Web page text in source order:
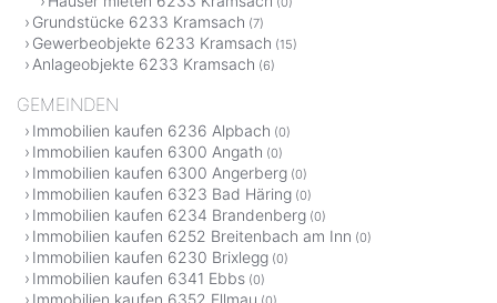
Grundstücke 6233 Kramsach (7)
Gewerbeobjekte 6233 Kramsach (15)
Anlageobjekte 6233 Kramsach (6)
GEMEINDEN
Immobilien kaufen 6236 Alpbach (0)
Immobilien kaufen 6300 Angath (0)
Immobilien kaufen 6300 Angerberg (0)
Immobilien kaufen 6323 Bad Häring (0)
Immobilien kaufen 6234 Brandenberg (0)
Immobilien kaufen 6252 Breitenbach am Inn (0)
Immobilien kaufen 6230 Brixlegg (0)
Immobilien kaufen 6341 Ebbs (0)
Immobilien kaufen 6352 Ellmau